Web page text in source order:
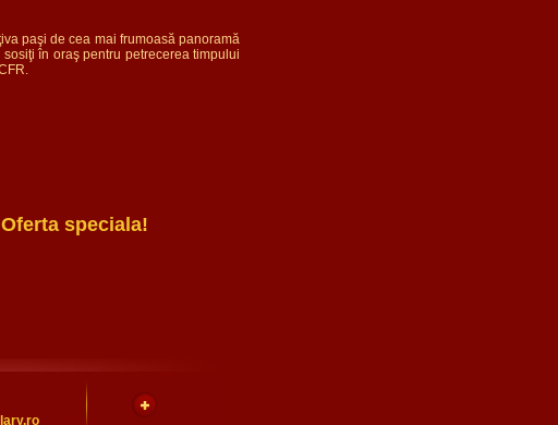
paşi de cea mai frumoasă panoramă
în oraş pentru petrecerea timpului
Oferta speciala!